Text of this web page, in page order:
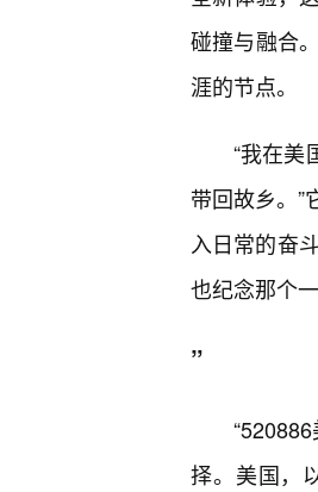
碰撞与融合
涯的节点。
“我在美
带回故乡。”
入日常的奋
也纪念那个
”
择。美国，